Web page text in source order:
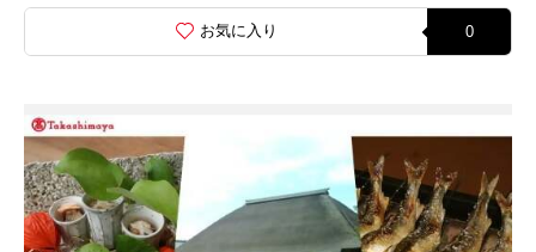
お気に入り 0